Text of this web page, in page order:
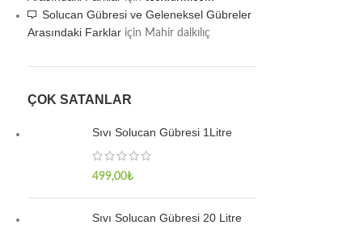
Solucan Gübresi ve Geleneksel Gübreler
Arasındaki Farklariçin Mahir dalkılıç
ÇOK SATANLAR
Sıvı Solucan Gübresi 1Litre
499,00₺
Sıvı Solucan Gübresi 20 Litre